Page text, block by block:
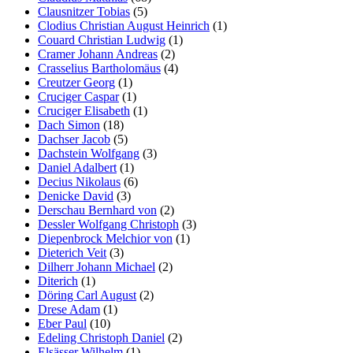
Clausnitzer Tobias (5)
Clodius Christian August Heinrich (1)
Couard Christian Ludwig (1)
Cramer Johann Andreas (2)
Crasselius Bartholomäus (4)
Creutzer Georg (1)
Cruciger Caspar(1)
Cruciger Elisabeth (1)
Dach Simon (18)
Dachser Jacob (5)
Dachstein Wolfgang (3)
Daniel Adalbert (1)
Decius Nikolaus (6)
Denicke David (3)
Derschau Bernhard von (2)
Dessler Wolfgang Christoph (3)
Diepenbrock Melchior von (1)
Dieterich Veit (3)
Dilherr Johann Michael (2)
Diterich (1)
Döring Carl August (2)
Drese Adam (1)
Eber Paul (10)
Edeling Christoph Daniel (2)